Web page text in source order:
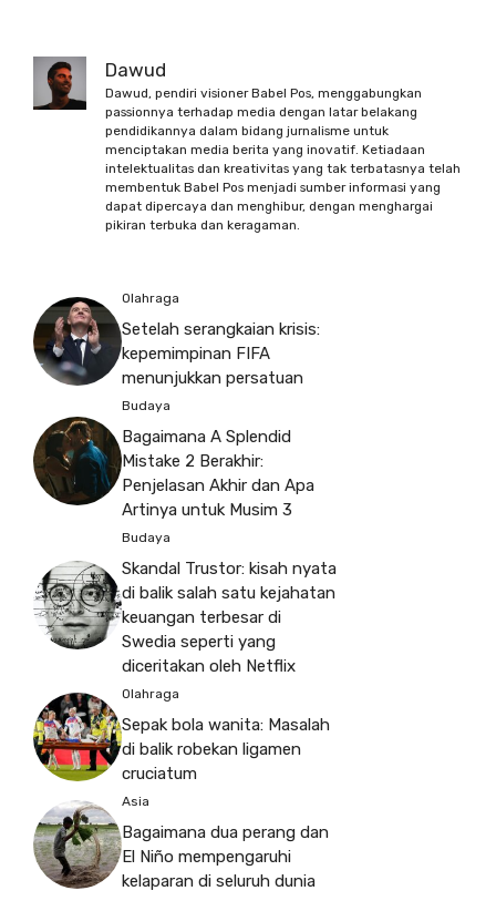
Dawud
Dawud, pendiri visioner Babel Pos, menggabungkan
passionnya terhadap media dengan latar belakang
pendidikannya dalam bidang jurnalisme untuk
menciptakan media berita yang inovatif. Ketiadaan
intelektualitas dan kreativitas yang tak terbatasnya telah
membentuk Babel Pos menjadi sumber informasi yang
dapat dipercaya dan menghibur, dengan menghargai
pikiran terbuka dan keragaman.
Olahraga
Setelah serangkaian krisis:
kepemimpinan FIFA
menunjukkan persatuan
Budaya
Bagaimana A Splendid
Mistake 2 Berakhir:
Penjelasan Akhir dan Apa
Artinya untuk Musim 3
Budaya
Skandal Trustor: kisah nyata
di balik salah satu kejahatan
keuangan terbesar di
Swedia seperti yang
diceritakan oleh Netflix
Olahraga
Sepak bola wanita: Masalah
di balik robekan ligamen
cruciatum
Asia
Bagaimana dua perang dan
El Niño mempengaruhi
kelaparan di seluruh dunia